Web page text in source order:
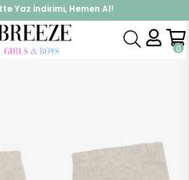
Yaz İndirimi, Hemen Al!
İndirimi Kap, Hemen Üye Ol!
0
Kız Çocuk Soket Çorap Kelebek Baskılı Taşlı Bej Melanj (11-12 Yaş)